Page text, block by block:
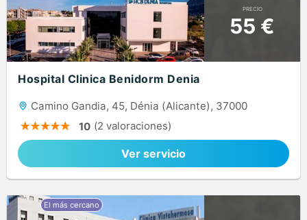
PRECIO
55 €
Hospital Clinica Benidorm Denia
Camino Gandia, 45, Dénia (Alicante), 37000
10 (2 valoraciones)
Ver servicio